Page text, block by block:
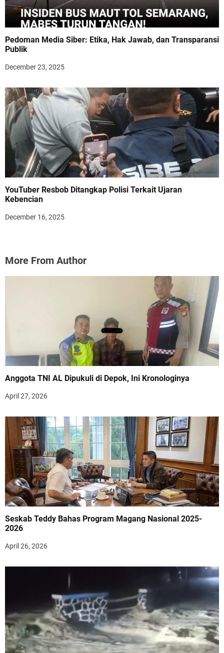
Pedoman Media Siber: Etika, Hak Jawab, dan Transparansi
Publik
December 23, 2025
YouTuber Resbob Ditangkap Polisi Terkait Ujaran
Kebencian
December 16, 2025
More From Author
Anggota TNI AL Dipukuli di Depok, Ini Kronologinya
April 27, 2026
Seskab Teddy Bahas Program Magang Nasional 2025-
2026
April 26, 2026